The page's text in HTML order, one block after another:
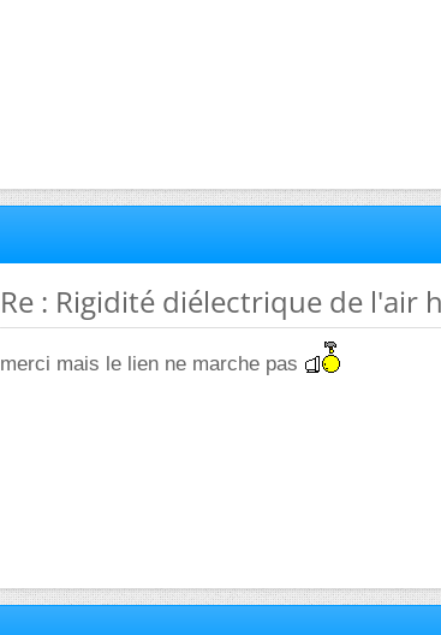
Re : Rigidité diélectrique de l'air
merci mais le lien ne marche pas